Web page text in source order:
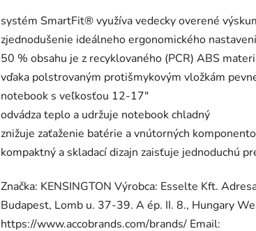
systém SmartFit® využíva vedecky overené
zjednodušenie ideálneho ergonomického
50 % obsahu je z recyklovaného (PCR) ABS
vďaka polstrovaným protišmykovým vložkám
notebook s veľkosťou 12-17"
odvádza teplo a udržuje notebook chladný
znižuje zaťaženie batérie a vnútorných
kompaktný a skladací dizajn zaisťuje jednoduchú
Značka: KENSINGTON Výrobca: Esselte Kft.
Budapest, Lomb u. 37-39. A ép. II. 8., Hungary
https://www.accobrands.com/brands/ Email: